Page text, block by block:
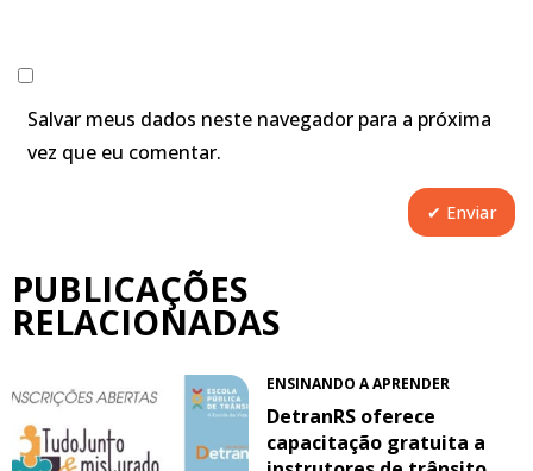
Salvar meus dados neste navegador para a próxima
vez que eu comentar.
PUBLICAÇÕES
RELACIONADAS
ENSINANDO A APRENDER
DetranRS oferece
capacitação gratuita a